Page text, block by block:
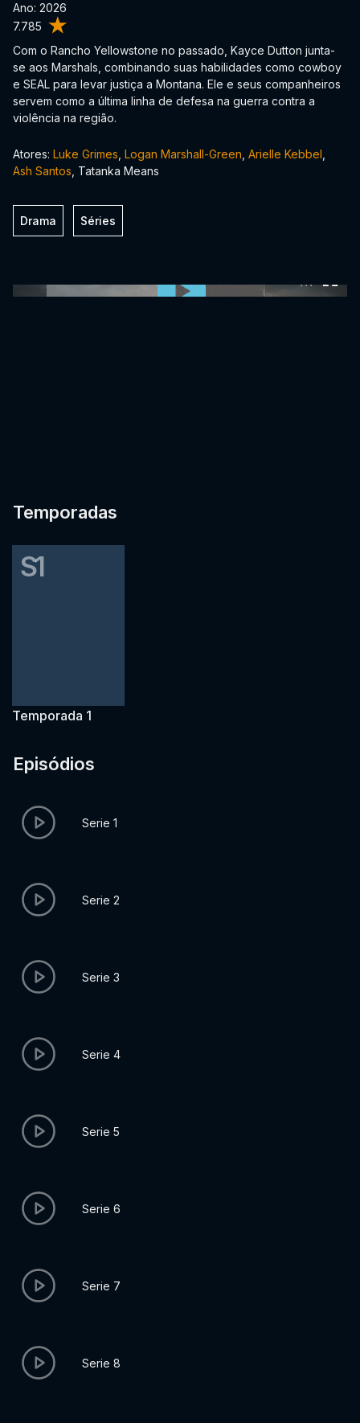
7.785
Ano: 2026
Com o Rancho Yellowstone no passado, Kayce Dutton junta-
se aos Marshals, combinando suas habilidades como cowboy
e SEAL para levar justiça a Montana. Ele e seus companheiros
servem como a última linha de defesa na guerra contra a
violência na região.
Atores: Luke Grimes Logan Marshall-Green Arielle Kebbel
Ash Santos , Tatanka Means
Drama Séries
Temporadas
S1
Temporada 1
Episódios
Serie 1
Serie 2
Serie 3
Serie 4
Serie 5
Serie 6
Serie 7
Serie 8